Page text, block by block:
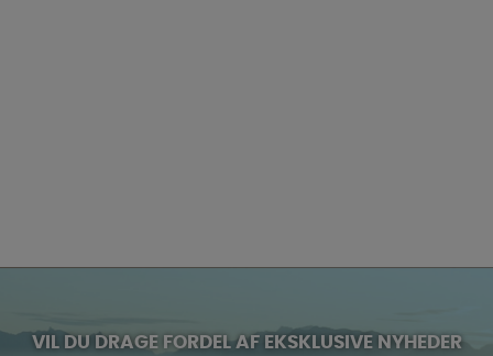
VIL DU DRAGE FORDEL AF EKSKLUSIVE NYHEDER